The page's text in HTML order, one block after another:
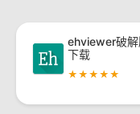
ehviewer破
下载
★★★★★